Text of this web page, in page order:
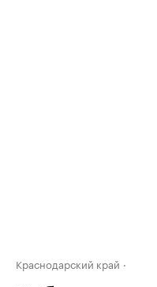
Краснодарский край